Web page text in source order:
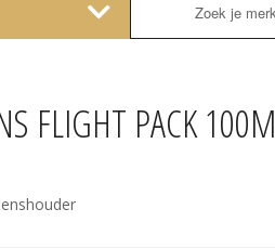
wachtwoord
BEVESTIGEN
FLIGHT PACK